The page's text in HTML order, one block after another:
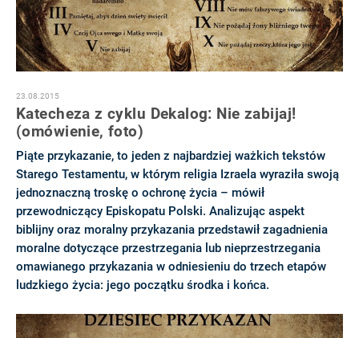
23.08.2015
Katecheza z cyklu Dekalog: Nie zabijaj!
(omówienie, foto)
Piąte przykazanie, to jeden z najbardziej ważkich tekstów
Starego Testamentu, w którym religia Izraela wyraziła swoją
jednoznaczną troskę o ochronę życia – mówił
przewodniczący Episkopatu Polski. Analizując aspekt
biblijny oraz moralny przykazania przedstawił zagadnienia
moralne dotyczące przestrzegania lub nieprzestrzegania
omawianego przykazania w odniesieniu do trzech etapów
ludzkiego życia: jego początku środka i końca.